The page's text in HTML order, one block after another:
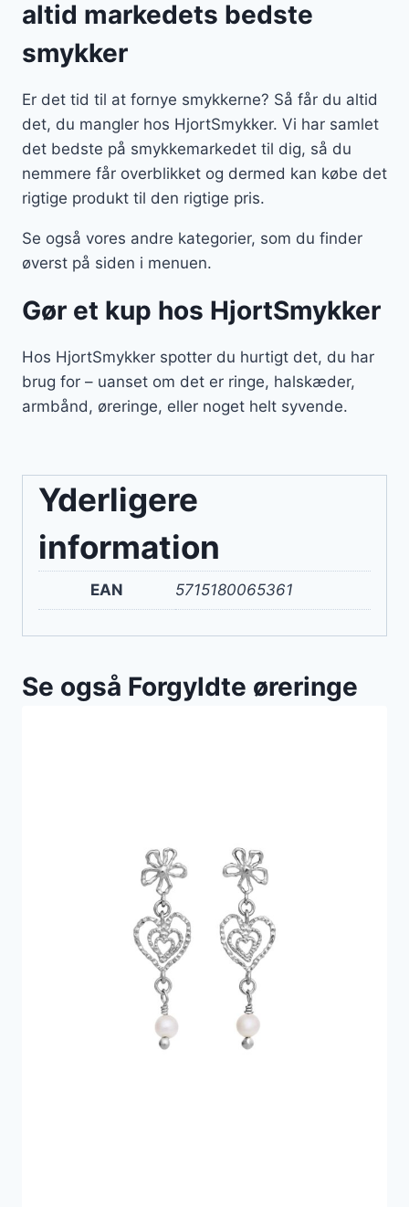
altid markedets bedste
smykker
Er det tid til at fornye smykkerne? Så får du altid
det, du mangler hos HjortSmykker. Vi har samlet
det bedste på smykkemarkedet til dig, så du
nemmere får overblikket og dermed kan købe det
rigtige produkt til den rigtige pris.
Se også vores andre kategorier, som du finder
øverst på siden i menuen.
Gør et kup hos HjortSmykker
Hos HjortSmykker spotter du hurtigt det, du har
brug for – uanset om det er ringe, halskæder,
armbånd, øreringe, eller noget helt syvende.
Yderligere
information
EAN 5715180065361
Se også Forgyldte øreringe